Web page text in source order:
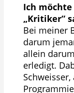
Ich
„Kritiker“
Bei meiner
darum
allein
erledigt.